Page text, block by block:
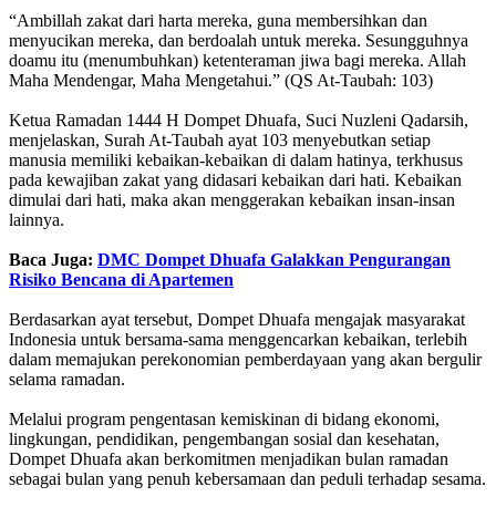
“Ambillah zakat dari harta mereka, guna membersihkan dan
menyucikan mereka, dan berdoalah untuk mereka. Sesungguhnya
doamu itu (menumbuhkan) ketenteraman jiwa bagi mereka. Allah
Maha Mendengar, Maha Mengetahui.” (QS At-Taubah: 103)
Ketua Ramadan 1444 H Dompet Dhuafa, Suci Nuzleni Qadarsih,
menjelaskan, Surah At-Taubah ayat 103 menyebutkan setiap
manusia memiliki kebaikan-kebaikan di dalam hatinya, terkhusus
pada kewajiban zakat yang didasari kebaikan dari hati. Kebaikan
dimulai dari hati, maka akan menggerakan kebaikan insan-insan
lainnya.
Baca Juga: DMC Dompet Dhuafa Galakkan Pengurangan
Risiko Bencana di Apartemen
Berdasarkan ayat tersebut, Dompet Dhuafa mengajak masyarakat
Indonesia untuk bersama-sama menggencarkan kebaikan, terlebih
dalam memajukan perekonomian pemberdayaan yang akan bergulir
selama ramadan.
Melalui program pengentasan kemiskinan di bidang ekonomi,
lingkungan, pendidikan, pengembangan sosial dan kesehatan,
Dompet Dhuafa akan berkomitmen menjadikan bulan ramadan
sebagai bulan yang penuh kebersamaan dan peduli terhadap sesama.